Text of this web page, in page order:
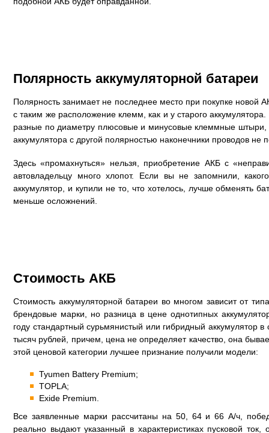
Полярность аккумуляторной батареи
Полярность занимает не последнее место при покупке новой
с таким же расположение клемм, как и у старого
разные по диаметру плюсовые и минусовые клеммные штыри,
аккумулятора с другой полярностью наконечники проводов не
Здесь «промахнуться» нельзя, приобретение АКБ с
автовладельцу много хлопот. Если вы не запомнили,
аккумулятор, и купили не то, что хотелось, лучше обменять
меньше осложнений.
Стоимость АКБ
Стоимость аккумуляторной батареи во многом зависит от
брендовые марки, но разница в цене однотипных
году стандартный сурьмянистый или гибридный аккумулятор
тысяч рублей, причем, цена не определяет качество, она
этой ценовой категории лучшее признание получили модели:
Tyumen Battery Premium;
TOPLA;
Exide Premium.
Все заявленные марки рассчитаны на 50, 64 и 66 А/ч,
реально выдают указанный в характеристиках пусковой ток,